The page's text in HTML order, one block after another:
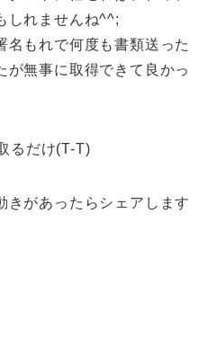
しれませんね^^;
名もれで何度も書類送った
が無事に取得できて良かっ
るだけ(T-T)
きがあったらシェアします